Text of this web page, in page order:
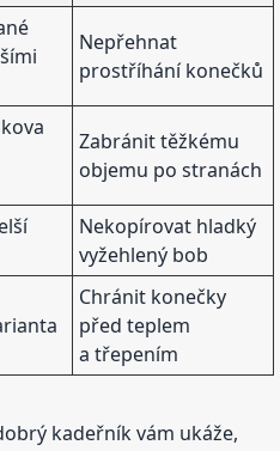
Nepřehnat
prostříhání konečků
Zabránit těžkému
objemu po stranách
Nekopírovat hladký
vyžehlený bob
Chránit konečky
před teplem
a třepením
kadeřník vám ukáže,